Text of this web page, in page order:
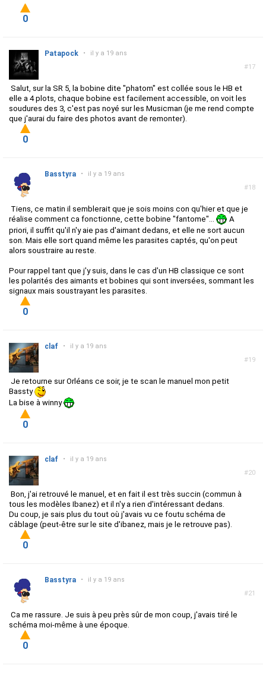
0
#17
Patapock • il y a 19 ans
Salut, sur la SR 5, la bobine dite "phatom" est collée sous le HB et
elle a 4 plots, chaque bobine est facilement accessible, on voit les
soudures des 3, c'est pas noyé sur les Musicman (je me rend compte
que j'aurai du faire des photos avant de remonter).
0
#18
Basstyra • il y a 19 ans
Tiens, ce matin il semblerait que je sois moins con qu'hier et que je
réalise comment ca fonctionne, cette bobine "fantome"...
A
priori, il suffit qu'il n'y aie pas d'aimant dedans, et elle ne sort aucun
son. Mais elle sort quand même les parasites captés, qu'on peut
alors soustraire au reste.
Pour rappel tant que j'y suis, dans le cas d'un HB classique ce sont
les polarités des aimants et bobines qui sont inversées, sommant les
signaux mais soustrayant les parasites.
0
#19
claf • il y a 19 ans
Je retourne sur Orléans ce soir, je te scan le manuel mon petit
Bassty
La bise à winny
0
#20
claf • il y a 19 ans
Bon, j'ai retrouvé le manuel, et en fait il est très succin (commun à
tous les modèles Ibanez) et il n'y a rien d'intéressant dedans.
Du coup, je sais plus du tout où j'avais vu ce foutu schéma de
câblage (peut-être sur le site d'ibanez, mais je le retrouve pas).
0
#21
Basstyra • il y a 19 ans
Ca me rassure. Je suis à peu près sûr de mon coup, j'avais tiré le
schéma moi-même à une époque.
0